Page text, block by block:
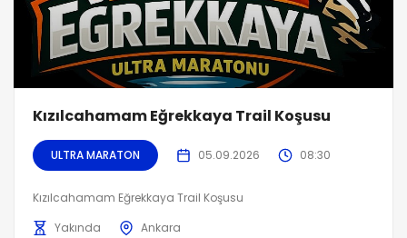
Kızılcahamam Eğrekkaya Trail Koşusu
ULTRA MARATON 05.09.2026 08:30
Kızılcahamam Eğrekkaya Trail Koşusu
Yakında
Ankara